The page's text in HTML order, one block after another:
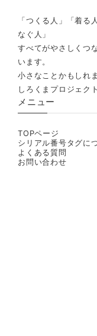
「つくる人」「着る
なぐ人」
すべてがやさしくつ
います。
小さなことかもしれ
しろくまプロジェク
メニュー
TOPページ
シリアル番号タグに
よくある質問
お問い合わせ